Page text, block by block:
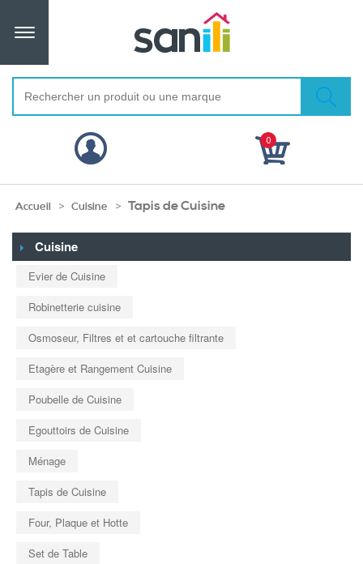
0
Accueil > Cuisine > Tapis de Cuisine
Cuisine
Evier de Cuisine
Robinetterie cuisine
Osmoseur, Filtres et et cartouche filtrante
Etagère et Rangement Cuisine
Poubelle de Cuisine
Egouttoirs de Cuisine
Ménage
Tapis de Cuisine
Four, Plaque et Hotte
Set de Table